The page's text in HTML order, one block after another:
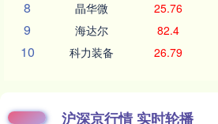
8 晶华微 25.76
9 海达尔 82.4
10 科力装备 26.79
沪深京行情 实时轮播